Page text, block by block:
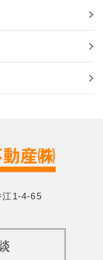
江1-4-65